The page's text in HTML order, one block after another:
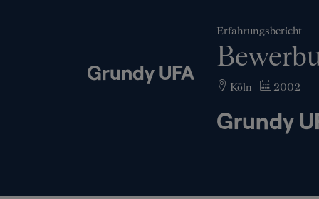
Grundy UFA
Erfahrungsbericht
Köln 2002
Grundy